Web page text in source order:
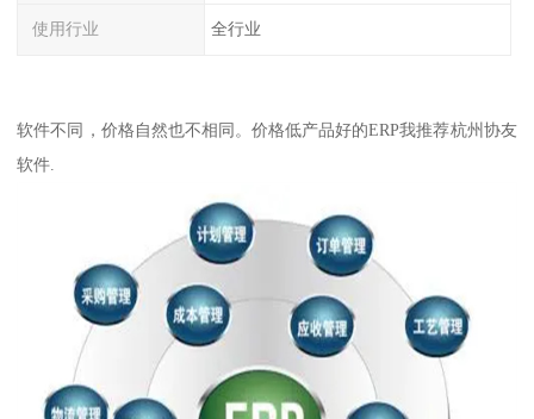
使用行业 全行业
软件不同，价格自然也不相同。价格低产品好的ERP我推荐杭州协友
软件.